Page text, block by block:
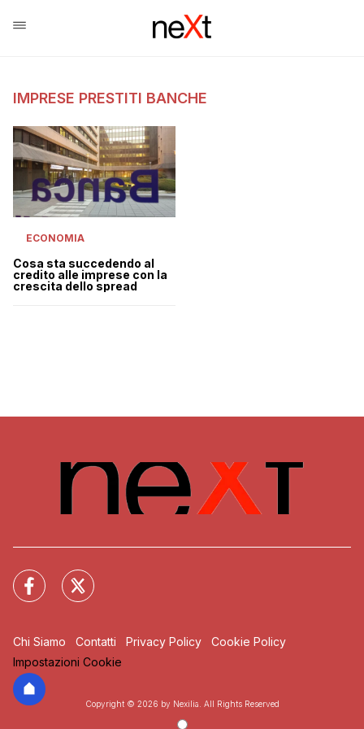
IMPRESE PRESTITI BANCHE
ECONOMIA
Cosa sta succedendo al
credito alle imprese con la
crescita dello spread
Chi Siamo Contatti Privacy Policy
Cookie Policy
Impostazioni Cookie
Copyright © 2026 by Nexilia. All Rights Reserved